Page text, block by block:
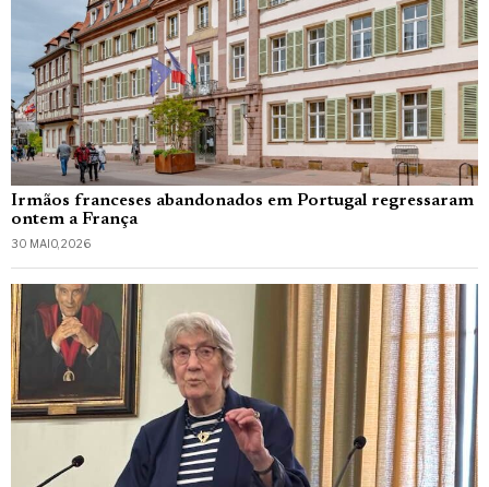
Irmãos franceses abandonados em Portugal regressaram
ontem a França
30 MAIO, 2026